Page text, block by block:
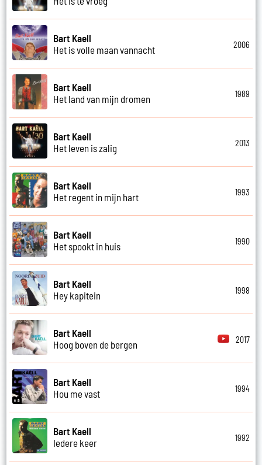
Bart Kaell
Het is volle maan vannacht
2006
Bart Kaell
Het land van mijn dromen
1989
Bart Kaell
Het leven is zalig
2013
Bart Kaell
Het regent in mijn hart
1993
Bart Kaell
Het spookt in huis
1990
Bart Kaell
Hey kapitein
1998
Bart Kaell
Hoog boven de bergen
2017
Bart Kaell
Hou me vast
1994
Bart Kaell
Iedere keer
1992